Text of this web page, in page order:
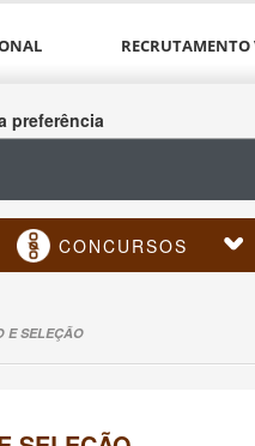
RECRUTAMENTO
preferência
CONCURSOS
E SELEÇÃO